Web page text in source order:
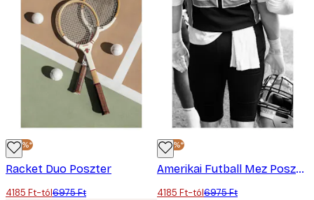
-40%*
Racket Duo Poszter
4185 Ft-tól6975 Ft
-40%*
Amerikai Futball Mez Poszter
4185 Ft-tól6975 Ft